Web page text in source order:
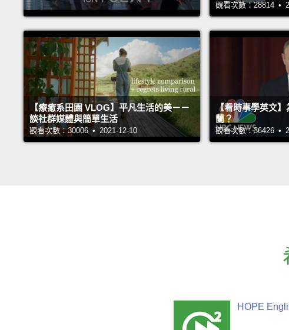
觀看次數：28814 •
【療癒系田園 VLOG】平凡生活的美－－
談社群媒體與簡單生活
觀看次數：30006 • 2021-12-10
【看時事學英文
蘭？
觀看次數：36426 •
HOPE